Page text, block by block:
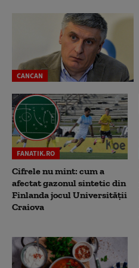
CANCAN
FANATIK.RO
Cifrele nu mint: cum a
afectat gazonul sintetic din
Finlanda jocul Universității
Craiova